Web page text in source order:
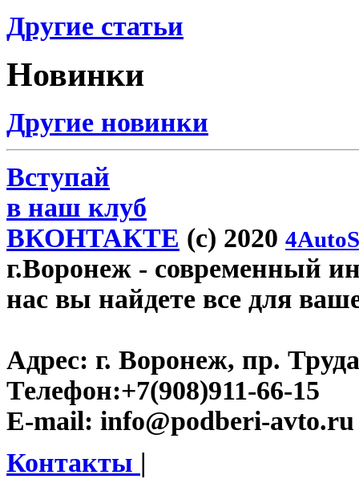
Другие статьи
Новинки
Другие новинки
Вступай
в наш клуб
ВКОНТАКТЕ (c) 2020
г.Воронеж - современный
нас вы найдете все для
Адрес: г. Воронеж, пр.
Телефон:+7(908)911-66-15
E-mail: info@podberi-avto.ru
Контакты |